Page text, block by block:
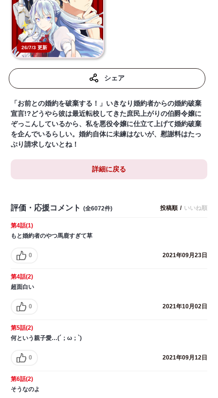
26/7/3 更新
シェア
「お前との婚約を破棄する！」いきなり婚約者からの婚約破棄
宣言!?どうやら彼は最近転校してきた庶民上がりの伯爵令嬢に
ぞっこんしているから、私を悪役令嬢に仕立て上げて婚約破棄
を企んでいるらしい。婚約自体に未練はないが、慰謝料はたっ
ぷり請求しないとね！
詳細に戻る
評価・応援コメント (全6072件) 投稿順 / いいね順
第4話(1)
もと婚約者のやつ馬鹿すぎて草
0 2021年09月23日
第4話(2)
超面白い
0 2021年10月02日
第5話(2)
何という親子愛…(´；ω；`)
0 2021年09月12日
第6話(2)
そうなのよ